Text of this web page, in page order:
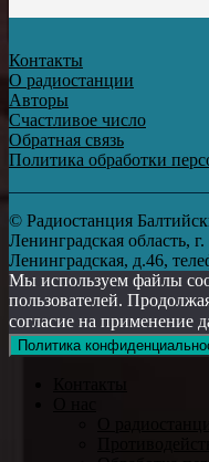
Контакты
О радиостанции
Авторы
Счастливое число
Обратная связь
Политика обработки
© Радиостанция
Ленинградская область,
Ленинградская, д.46,
Мы используем файлы
пользователей.
согласие на применение
Политика